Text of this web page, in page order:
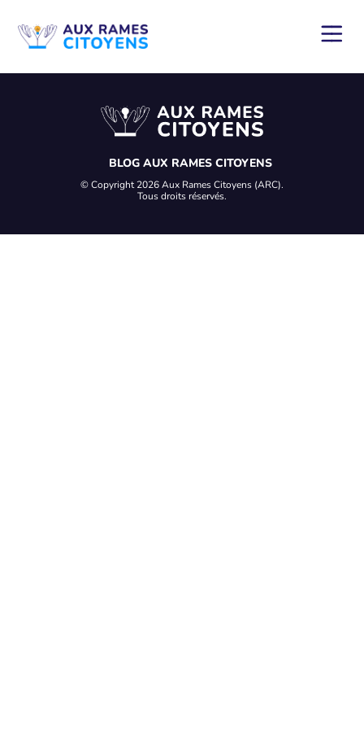
BLOG AUX RAMES CITOYENS
© Copyright 2026 Aux Rames Citoyens (ARC).
Tous droits réservés.